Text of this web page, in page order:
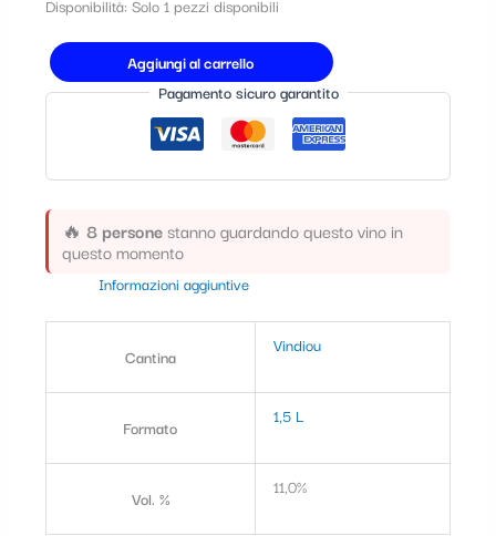
Disponibilità: Solo 1 pezzi disponibili
Aggiungi al carrello
Pagamento sicuro garantito
🔥 8 personestanno guardando questo vino in
questo momento
Informazioni aggiuntive
Cantina Vindiou
Formato 1,5 L
Vol. % 11,0%